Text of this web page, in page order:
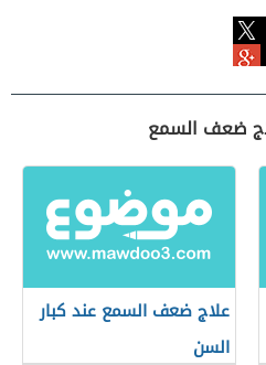
ضعف السمع
علاج ضعف السمع عند كبار
السن